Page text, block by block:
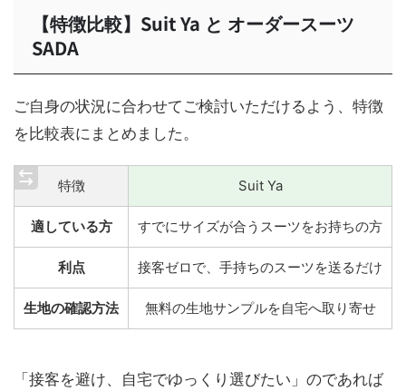
【特徴比較】Suit Ya と オーダースーツ
SADA
ご自身の状況に合わせてご検討いただけるよう、特徴
を比較表にまとめました。
特徴 Suit Ya
適している方 すでにサイズが合うスーツをお持ちの方
利点 接客ゼロで、手持ちのスーツを送るだけ
生地の確認方法 無料の生地サンプルを自宅へ取り寄せ
「接客を避け、自宅でゆっくり選びたい」のであれば